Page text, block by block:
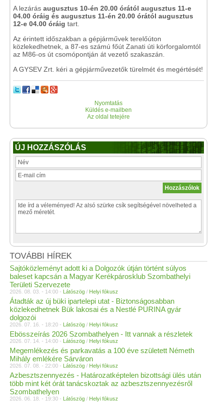
A lezárás augusztus 10-én 20.00 órától augusztus 11-e
04.00 óráig és augusztus 11-én 20.00 órától augusztus
12-e 04.00 óráig tart.
Az érintett időszakban a gépjárművek terelőúton
közlekedhetnek, a 87-es számú főút Zanati úti körforgalomtól
az M86-os út csomópontján át vezető szakaszán.
A GYSEV Zrt. kéri a gépjárművezetők türelmét és megértését!
Nyomtatás
Küldés e-mailben
Az oldal tetejére
ÚJ HOZZÁSZÓLÁS
TOVÁBBI HÍREK
Sajtóközleményt adott ki a Dolgozók útján történt súlyos
baleset kapcsán a Magyar Kerékpárosklub Szombathelyi
Területi Szervezete
2026. 08. 03. - 14:00 - Látószög / Helyi fókusz
Átadták az új büki ipartelepi utat - Biztonságosabban
közlekedhetnek Bük lakosai és a Nestlé PURINA gyár
dolgozói
2026. 07. 16. - 18:20 - Látószög / Helyi fókusz
Ebösszeírás 2026 Szombathelyen - Itt vannak a részletek
2026. 07. 14. - 14:00 - Látószög / Helyi fókusz
Megemlékezés és parkavatás a 100 éve született Németh
Mihály emlékére Sárváron
2026. 07. 08. - 22:00 - Látószög / Helyi fókusz
Azbesztszennyezés - Határozatképtelen bizottsági ülés után
több mint két órát tanácskoztak az azbesztszennyezésről
Szombathelyen
2026. 06. 18. - 19:30 - Látószög / Helyi fókusz